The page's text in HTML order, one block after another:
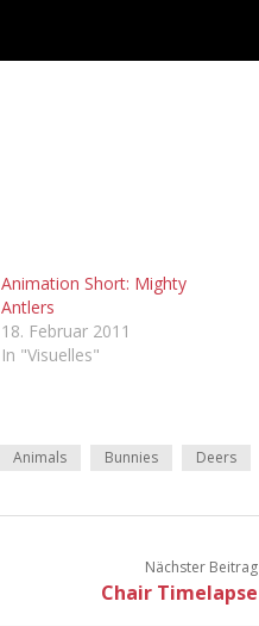
Animation Short: Mighty
Antlers
18. Februar 2011
In "Visuelles"
Animals Bunnies Deers
Nächster Beitrag
Chair Timelapse